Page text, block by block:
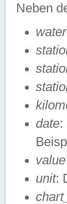
Neben
water
date:
value
unit: